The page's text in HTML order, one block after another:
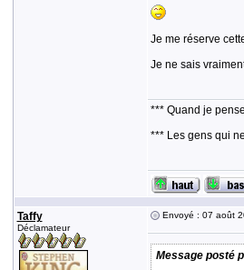
Je me réserve
Je ne sais
*** Quand je
*** Les gens qui
Taffy
Déclamateur
Envoyé : 07 août
Message posté